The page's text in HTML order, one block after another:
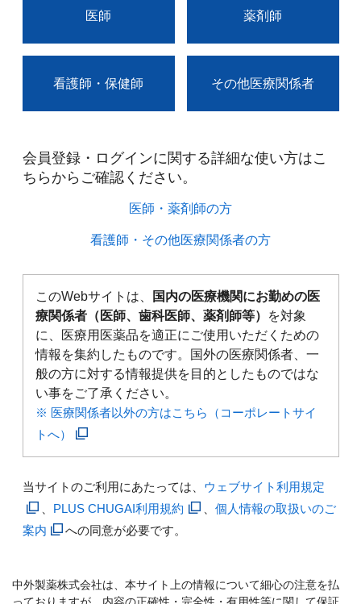
医師 薬剤師
看護師・保健師 その他医療関係者
会員登録・ログインに関する詳細な使い方はこ
ちらからご確認ください。​
医師・薬剤師の方​
看護師・その他医療関係者の方​
このWebサイトは、
国内の医療機関にお勤めの医
療関係者（医師、歯科医師、薬剤師等）
を対象
に、医療用医薬品を適正にご使用いただくための
情報を集約したものです。国外の医療関係者、一
般の方に対する情報提供を目的としたものではな
い事をご了承ください。
※ 医療関係者以外の方はこちら（コーポレートサイ
トへ）
当サイトのご利用にあたっては、 ウェブサイト利用規定
PLUS CHUGAI利用規約
個人情報の取扱いのご
案内
への同意が必要です。
中外製薬株式会社は、本サイト上の情報について細心の注意を払
っておりますが、内容の正確性・完全性・有用性等に関して保証